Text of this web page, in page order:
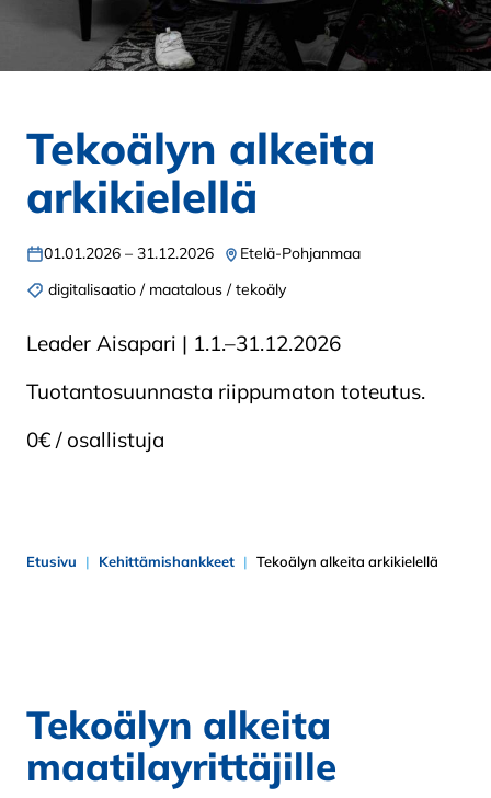
Tekoälyn alkeita
arkikielellä
01.01.2026 – 31.12.2026
Etelä-Pohjanmaa
digitalisaatio / maatalous / tekoäly
Leader Aisapari | 1.1.–31.12.2026
Tuotantosuunnasta riippumaton toteutus.
0€ / osallistuja
Etusivu Kehittämishankkeet Tekoälyn alkeita arkikielellä
Tekoälyn alkeita
maatilayrittäjille